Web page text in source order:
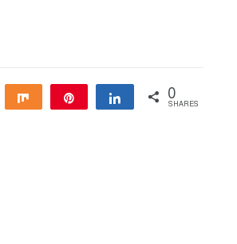
Tweet Share Share 0
SHARES